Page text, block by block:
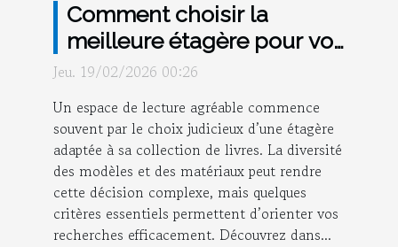
Comment choisir la
meilleure étagère pour vos
livres ?
Jeu. 19/02/2026 00:26
Un espace de lecture agréable commence
souvent par le choix judicieux d’une étagère
adaptée à sa collection de livres. La diversité
des modèles et des matériaux peut rendre
cette décision complexe, mais quelques
critères essentiels permettent d’orienter vos
recherches efficacement. Découvrez dans...